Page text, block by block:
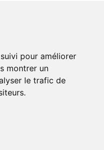
pour améliorer
montrer un
le trafic de